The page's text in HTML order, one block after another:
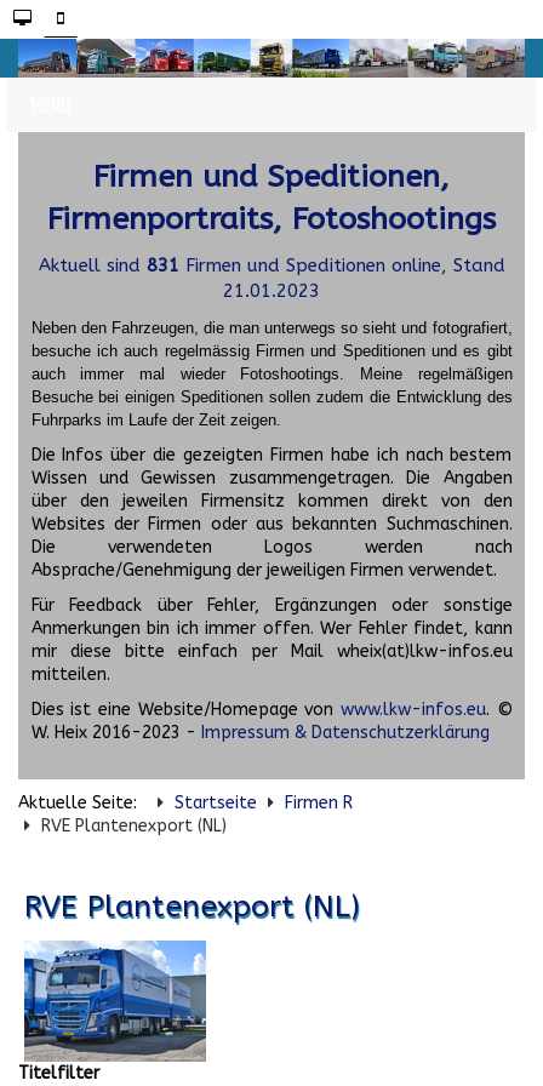
Firmen und Speditionen,
Firmenportraits, Fotoshootings
Aktuell sind 831 Firmen und Speditionen online, Stand
21.01.2023
Neben den Fahrzeugen, die man unterwegs so sieht und fotografiert,
besuche ich auch regelmässig Firmen und Speditionen und es gibt
auch immer mal wieder Fotoshootings.
Meine regelmäßigen
Besuche bei einigen Speditionen sollen zudem die Entwicklung des
Fuhrparks im Laufe der Zeit zeigen.
Die Infos über die gezeigten Firmen habe ich nach bestem
Wissen und Gewissen zusammengetragen. Die Angaben
über den jeweilen Firmensitz kommen direkt von den
Websites der Firmen oder aus bekannten Suchmaschinen.
Die verwendeten Logos werden nach
Absprache/Genehmigung der jeweiligen Firmen verwendet.
Für Feedback über Fehler, Ergänzungen oder sonstige
Anmerkungen bin ich immer offen. Wer Fehler findet, kann
mir diese bitte einfach per Mail wheix(at)lkw-infos.eu
mitteilen.
Dies ist eine Website/Homepage von www.lkw-infos.eu. ©
W. Heix 2016-2023 - Impressum & Datenschutzerklärung
Aktuelle Seite: Startseite
Firmen R
RVE Plantenexport (NL)
RVE Plantenexport (NL)
Titelfilter